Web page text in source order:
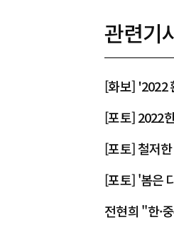
관련기
[화보] '2022
[포토] 2022
[포토] 철저
[포토] '봄은
전현희 "한·